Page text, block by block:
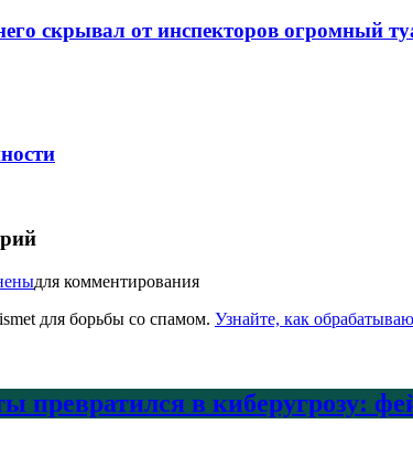
скрывал от инспекторов огромный
для комментирования
для борьбы со спамом. Узнайте, как
превратился в киберугрозу: